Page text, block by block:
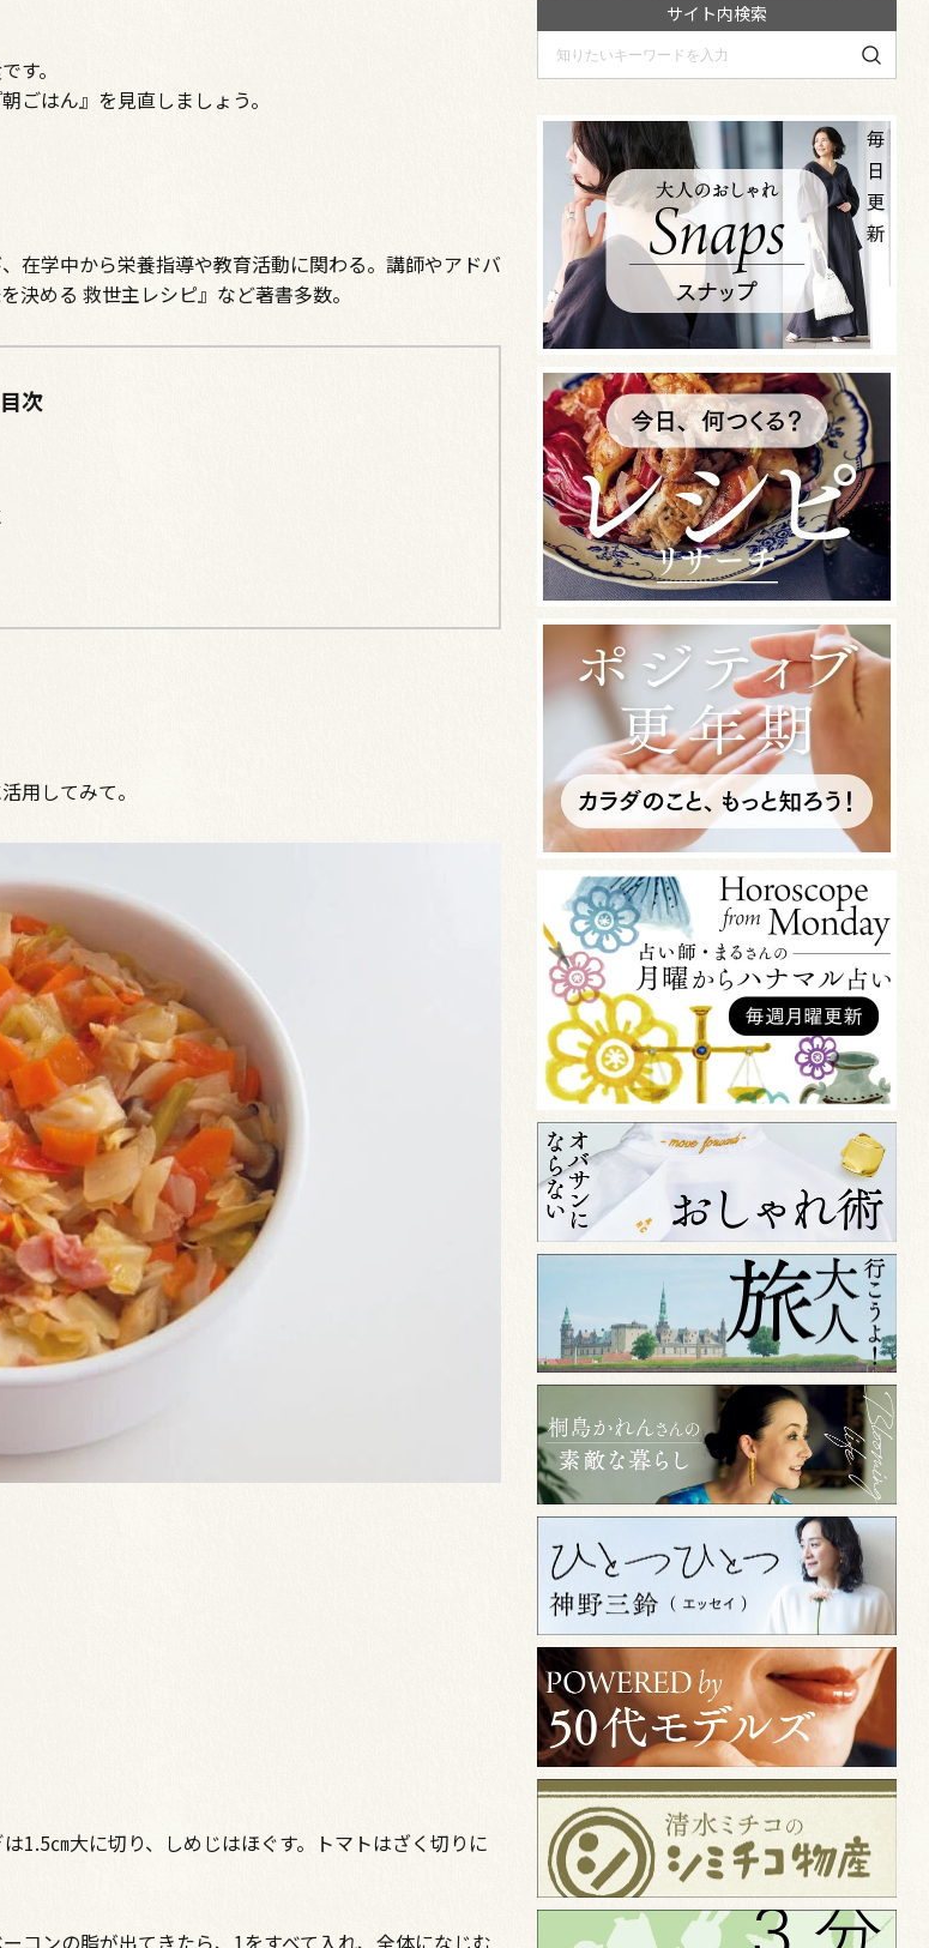
す。
ごはん』を見直しましょう。
在学中から栄養指導や教育活動に関わる。講師やアドバ
決める 救世主レシピ』など著書多数。
目次
用してみて。
1.5㎝大に切り、しめじはほぐす。トマトはざく切りに
コンの脂が出てきたら、1をすべて入れ、全体になじむ
サイト内検索